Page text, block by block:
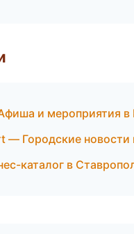
и мероприятия в
— Городские новости
каталог в